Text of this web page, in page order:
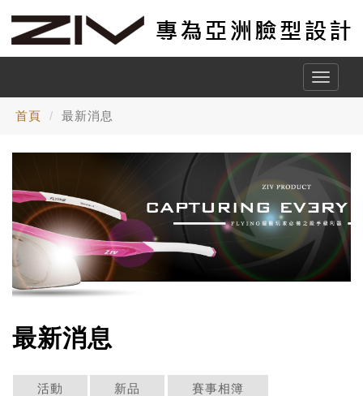
Toggle
首頁 最新消息
最新消息
活動 新品 賽事相簿